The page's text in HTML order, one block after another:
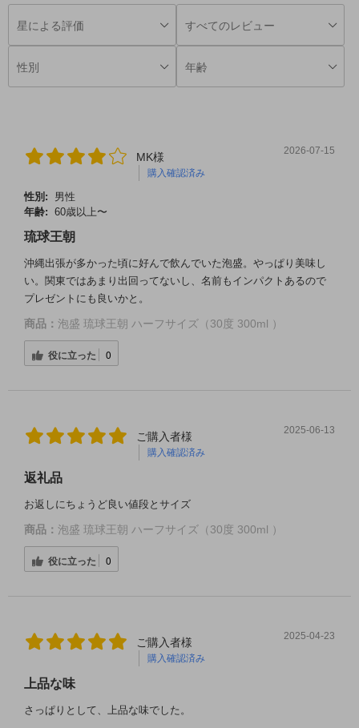
MK様
購入確認済み
2026-07-15
性別:
男性
年齢: 60歳以上〜
琉球王朝
沖縄出張が多かった頃に好んで飲んでいた泡盛。やっぱり美味し
い。関東ではあまり出回ってないし、名前もインパクトあるので
プレゼントにも良いかと。
商品： 泡盛 琉球王朝 ハーフサイズ（30度 300ml ）
役に立った 0
ご購入者様
購入確認済み
2025-06-13
返礼品
お返しにちょうど良い値段とサイズ
商品： 泡盛 琉球王朝 ハーフサイズ（30度 300ml ）
役に立った 0
ご購入者様
購入確認済み
2025-04-23
上品な味
さっぱりとして、上品な味でした。